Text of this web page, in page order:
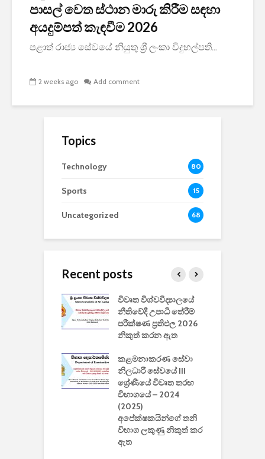
පාසල් වෙත ස්ථාන මාරු කිරීම සඳහා
අයදුම්පත් කැඳවීම 2026
පළාත් රාජ්‍ය සේවයේ නියුතු ශ්‍රී ලංකා විදුහල්පති...
2 weeks ago Add comment
Topics
Technology 80
Sports 15
Uncategorized 68
Recent posts
විවෘත විශ්වවිද්‍යාලයේ
නීතිවේදී උපාධි තේරීම්
පරීක්ෂණ ප්‍රතිඵල 2026
නිකුත් කරන ඇත
කළමනාකරණ සේවා
නිලධාරී සේවයේ III
ශ්‍රේණියේ විවෘත තරඟ
විභාගයේ – 2024
(2025)
අපේක්ෂකයින්ගේ තනි
විභාග ලකුණු නිකුත් කර
ඇත